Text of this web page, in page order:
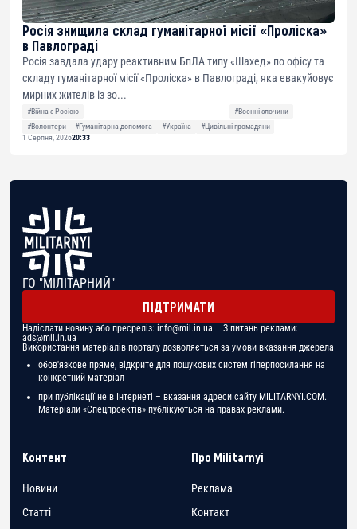
Росія знищила склад гуманітарної місії «Проліска»
в Павлограді
Росія завдала удару реактивним БпЛА типу «Шахед» по офісу та
складу гуманітарної місії «Проліска» в Павлограді, яка евакуйовує
мирних жителів із зо...
#Війна з Росією
#Воєнні злочини
#Волонтери
#Гуманітарна допомога #Україна
#Цивільні громадяни
1 Серпня, 202620:33
ГО "МІЛІТАРНИЙ"
ПІДТРИМАТИ
Надіслати новину або пресреліз: info@mil.in.ua | З питань реклами:
ads@mil.in.ua
Використання матеріалів порталу дозволяється за умови вказання джерела
обов'язкове пряме, відкрите для пошукових систем гіперпосилання на
конкретний матеріал
при публікації не в Інтернеті – вказання адреси сайту MILITARNYI.COM.
Матеріали «Спецпроектів» публікуються на правах реклами.
Контент
Новини
Статті
Про Militarnyi
Реклама
Контакт